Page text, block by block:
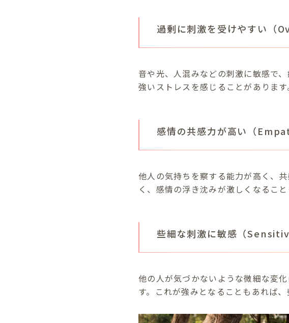
過剰に刺激を受けやすい（
音や光、人混みなどの刺激に敏感で
強いストレスを感じることがあります
感情の共感力が高い（
他人の気持ちを察する能力が高く、
く、感情の浮き沈みが激しくなること
些細な刺激に敏感（
他の人が気づかないような微細な変
す。これが強みとなることもあれば